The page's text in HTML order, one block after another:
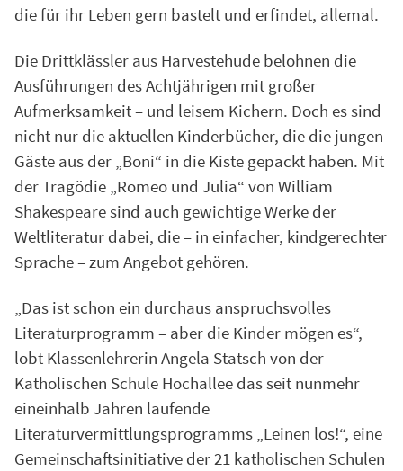
die für ihr Leben gern bastelt und erfindet, allemal.
Die Drittklässler aus Harvestehude belohnen die
Ausführungen des Achtjährigen mit großer
Aufmerksamkeit – und leisem Kichern. Doch es sind
nicht nur die aktuellen Kinderbücher, die die jungen
Gäste aus der „Boni“ in die Kiste gepackt haben. Mit
der Tragödie „Romeo und Julia“ von William
Shakespeare sind auch gewichtige Werke der
Weltliteratur dabei, die – in einfacher, kindgerechter
Sprache – zum Angebot gehören.
„Das ist schon ein durchaus anspruchsvolles
Literaturprogramm – aber die Kinder mögen es“,
lobt Klassenlehrerin Angela Statsch von der
Katholischen Schule Hochallee das seit nunmehr
eineinhalb Jahren laufende
Literaturvermittlungsprogramms „Leinen los!“, eine
Gemeinschaftsinitiative der 21 katholischen Schulen